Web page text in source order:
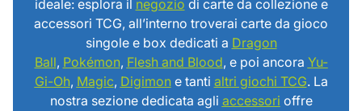
ideale: esplora il negozio di carte da collezione e
accessori TCG, all’interno troverai carte da gioco
singole e box dedicati a Dragon
Ball, Pokémon, Flesh and Blood, e poi ancora Yu-
Gi-Oh, Magic, Digimone tanti altri giochi TCG. La
nostra sezione dedicata agli accessori offre